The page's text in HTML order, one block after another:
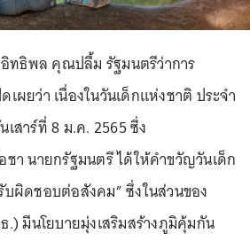
ทธิพล คุณปลื้ม รัฐมนตรีว่าการ
เผยว่า เนื่องในวันเด็กแห่งชาติ ประจำ
สาร์ที่ 8 ม.ค. 2565 ซึ่ง
า นายกรัฐมนตรี ได้ให้คำขวัญวันเด็ก
ผิดชอบต่อสังคม” ซึ่งในส่วนของ
.) มีนโยบายมุ่งเสริมสร้างภูมิคุ้มกัน